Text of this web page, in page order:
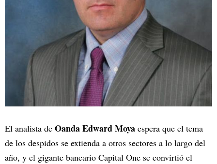
El analista de Oanda Edward Moya espera que el tema
de los despidos se extienda a otros sectores a lo largo del
año, y el gigante bancario Capital One se convirtió el